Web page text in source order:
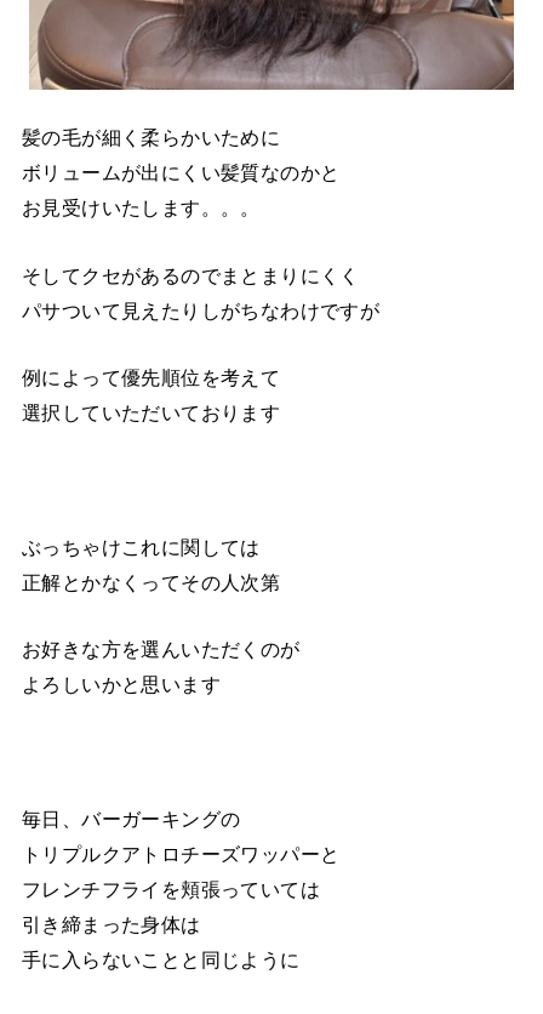
髪の毛が細く柔らかいために
ボリュームが出にくい髪質なのかと
お見受けいたします。。。
そしてクセがあるのでまとまりにくく
パサついて見えたりしがちなわけですが
例によって優先順位を考えて
選択していただいております
ぶっちゃけこれに関しては
正解とかなくってその人次第
お好きな方を選んいただくのが
よろしいかと思います
毎日、バーガーキングの
トリプルクアトロチーズワッパーと
フレンチフライを頬張っていては
引き締まった身体は
手に入らないことと同じように